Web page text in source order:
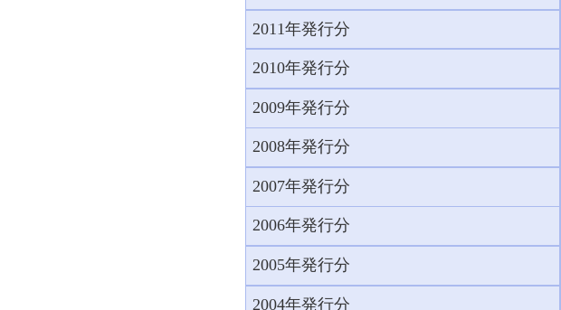
2011年発行分
2010年発行分
2009年発行分
2008年発行分
2007年発行分
2006年発行分
2005年発行分
2004年発行分